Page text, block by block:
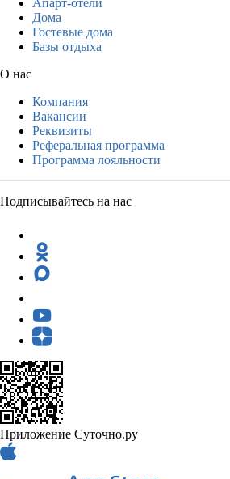
Дома
Гостевые дома
Базы отдыха
О нас
Компания
Вакансии
Реквизиты
Реферальная программа
Программа лояльности
Подписывайтесь на нас
Приложение Суточно.ру